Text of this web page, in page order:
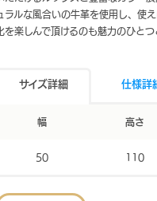
ラルな風合いの牛革を使用し、使
を楽しんで頂けるのも魅力のひとつ
サイズ詳細 仕様詳
幅
50
高さ
110